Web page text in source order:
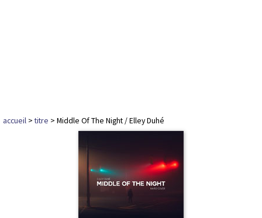
accueil >titre > Middle Of The Night / Elley Duhé